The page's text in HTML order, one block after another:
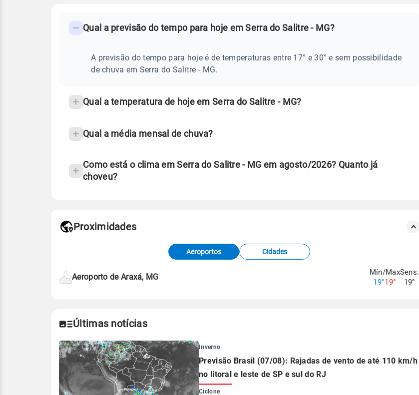
PREVISÃO
frequentes
temperatura
Qual a previsão do tempo para hoje em Serra do Salitre - MG?
A previsão do tempo para hoje é de temperaturas entre 17° e 30° e sem possibilidade
de chuva em Serra do Salitre - MG.
Qual a temperatura de hoje em Serra do Salitre - MG?
Qual a média mensal de chuva?
Como está o clima em Serra do Salitre - MG em agosto/2026? Quanto já
choveu?
de Tempo e Estudos Climáticos (CPTEC).
Proximidades
Aeroportos Cidades
Aeroporto de Araxá, MG
Mín/Max
19°19°
Sens.
19°
Últimas notícias
Inverno
Previsão Brasil (07/08): Rajadas de vento de até 110 km/h
no litoral e leste de SP e sul do RJ
Ciclone